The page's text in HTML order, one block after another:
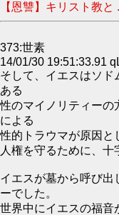
【恩讐】キリスト教と
373:世素
14/01/30 19:51:33.91
そして、イエスはソ
ある
性のマイノリティーの
による
性的トラウマが原因と
人権を守るために、十
イエスが墓から呼び出
ーでした。
世界中にイエスの福音